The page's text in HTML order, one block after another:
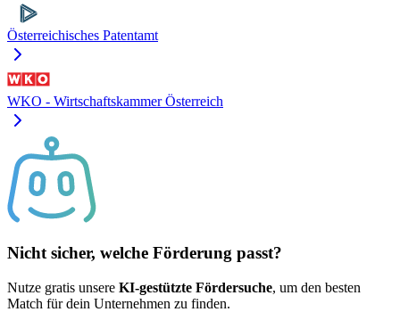
Österreichisches Patentamt
WKO - Wirtschaftskammer Österreich
Nicht sicher, welche Förderung passt?
Nutze gratis unsere KI-gestützte Fördersuche, um den besten
Match für dein Unternehmen zu finden.